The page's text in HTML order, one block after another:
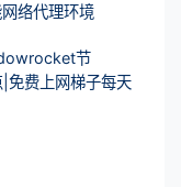
络代理环境
节
费上网梯子每天